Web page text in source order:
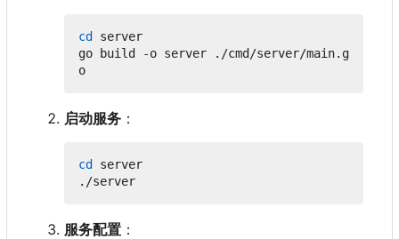
cd server
go build -o server ./cmd/server/main.g
启动服务 ：
cd server
服务配置 ：